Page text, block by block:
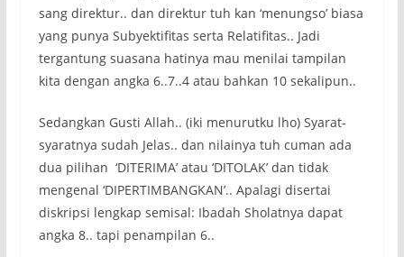
sang direktur.. dan direktur tuh kan ‘menungso’ biasa
yang punya Subyektifitas serta Relatifitas.. Jadi
tergantung suasana hatinya mau menilai tampilan
kita dengan angka 6..7..4 atau bahkan 10 sekalipun..
Sedangkan Gusti Allah.. (iki menurutku lho) Syarat-
syaratnya sudah Jelas.. dan nilainya tuh cuman ada
dua pilihan ‘DITERIMA’ atau ‘DITOLAK’ dan tidak
mengenal ‘DIPERTIMBANGKAN’.. Apalagi disertai
diskripsi lengkap semisal: Ibadah Sholatnya dapat
angka 8.. tapi penampilan 6..